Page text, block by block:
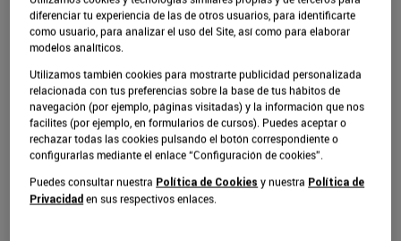
ingresos extra. Precisamente, es por esta razón que
dejamos algunos
de la nueva normalidad ya que hay quienes han
aprovechado las oportunidades para potencializar sus
habilidades y explotarlas al máximo.
Si tú eres de las personas que tiene la idea de
emprender, pero aún no toma el riesgo, lee este artículo
completo, en el cual podrás conocer todo lo que debes
diferenciar tu experiencia de las de otros usuarios, para identificarte
como usuario, para analizar el uso del Site, así como para elaborar
modelos analíticos.
Utilizamos también cookies para mostrarte publicidad personalizada
relacionada con tus preferencias sobre la base de tus hábitos de
navegación (por ejemplo, páginas visitadas) y la información que nos
facilites (por ejemplo, en formularios de cursos). Puedes aceptar o
rechazar todas las cookies pulsando el botón correspondiente o
configurarlas mediante el enlace “Configuración de cookies”.
Puedes consultar nuestra Política de Cookies y nuestra Política de
Privacidad en sus respectivos enlaces.